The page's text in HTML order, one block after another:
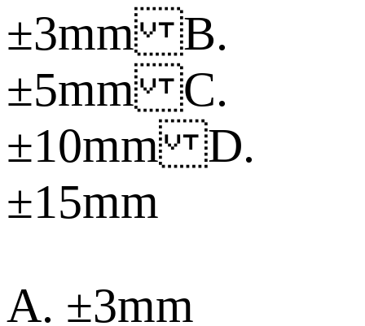
±3mm B.
±5mm C.
±10mm D.
±15mm
A. ±3mm